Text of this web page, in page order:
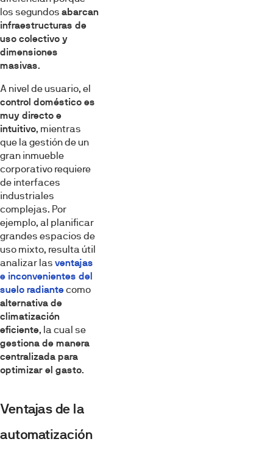
los segundos abarcan
infraestructuras de
uso colectivo y
dimensiones
masivas.
A nivel de usuario, el
control doméstico es
muy directo e
intuitivo, mientras
que la gestión de un
gran inmueble
corporativo requiere
de interfaces
industriales
complejas. Por
ejemplo, al planificar
grandes espacios de
uso mixto, resulta útil
analizar las ventajas
e inconvenientes del
suelo radiantecomo
alternativa de
climatización
eficiente, la cual se
gestiona de manera
centralizada para
optimizar el gasto.
Ventajas de la
automatización